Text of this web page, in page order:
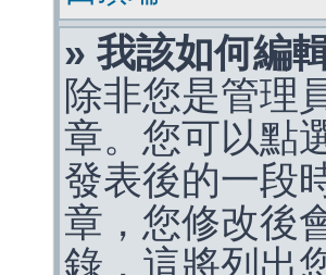
» 我該如何編
除非您是管理
章。您可以點
發表後的一段
章，您修改後
錄，這將列出